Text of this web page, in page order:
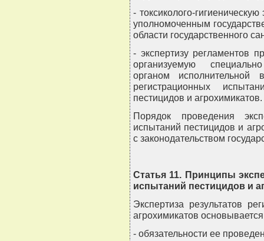
- токсиколого-
уполномоченным
области государственного
- экспертизу регламентов
организуемую
органом исполнительной
регистрационных
пестицидов и агрохимикатов.
Порядок проведения
испытаний пестицидов и
с законодательством
Статья 11. Принципы
испытаний пестицидов и
Экспертиза результатов
агрохимикатов
- обязательности ее